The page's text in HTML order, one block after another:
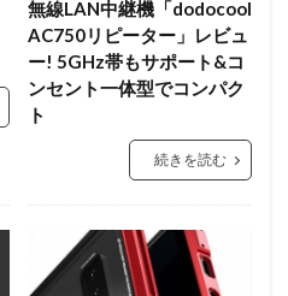
無線LAN中継機「dodocool
AC750リピーター」レビュ
ー! 5GHz帯もサポート&コ
ンセント一体型でコンパク
ト
続きを読む